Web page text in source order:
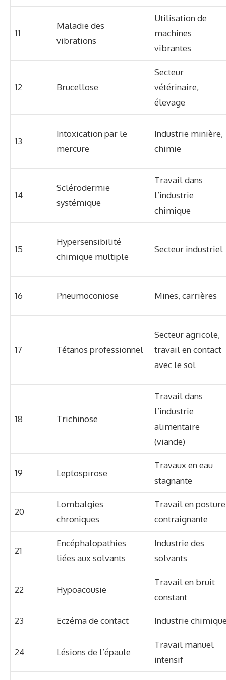
11
Maladie des
vibrations
Utilisation de
machines
vibrantes
12 Brucellose
Secteur
vétérinaire,
élevage
13
Intoxication par le
mercure
Industrie minière,
chimie
14
Sclérodermie
systémique
Travail dans
l’industrie
chimique
15
Hypersensibilité
chimique multiple
Secteur industriel
16 Pneumoconiose Mines, carrières
17 Tétanos professionnel
Secteur agricole,
travail en contact
avec le sol
18 Trichinose
Travail dans
l’industrie
alimentaire
(viande)
19 Leptospirose
Travaux en eau
stagnante
20
Lombalgies
chroniques
Travail en posture
contraignante
21
Encéphalopathies
liées aux solvants
Industrie des
solvants
22 Hypoacousie
Travail en bruit
constant
23 Eczéma de contact Industrie
24 Lésions de l’épaule
Travail manuel
intensif